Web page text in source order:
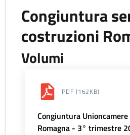
Congiuntura
costruzioni
Volumi
PDF (162KB)
Congiuntura
Romagna - 3° trimestre